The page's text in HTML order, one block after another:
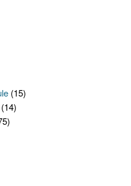
(15)
(14)